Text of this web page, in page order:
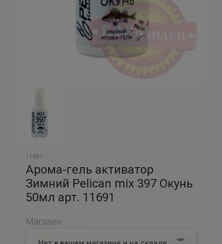
11691
Арома-гель активатор
Зимний Pelican mix 397 Окунь
50мл арт. 11691
Магазин: